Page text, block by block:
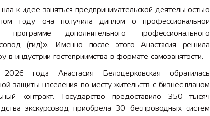
к идее заняться предпринимательской деятельностью
году она получила диплом о профессиональной
программе дополнительного профессионального
(гид)». Именно после этого Анастасия решила
в индустрии гостеприимства в формате самозанятости.
года Анастасия Белоцерковская обратилась
защиты населения по месту жительств с бизнес-планом
контракт. Государство предоставило 350 тысяч
экскурсовод приобрела 30 беспроводных систем